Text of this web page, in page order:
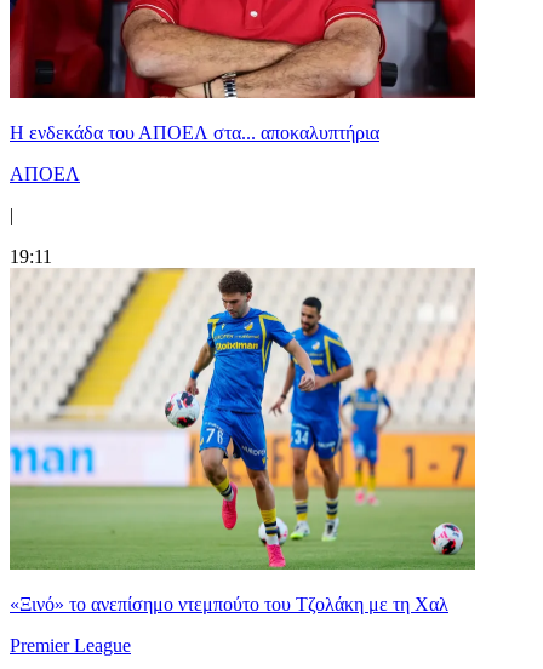
Η ενδεκάδα του ΑΠΟΕΛ στα... αποκαλυπτήρια
ΑΠΟΕΛ
|
19:11
«Ξινό» το ανεπίσημο ντεμπούτο του Τζολάκη με τη Χαλ
Premier League